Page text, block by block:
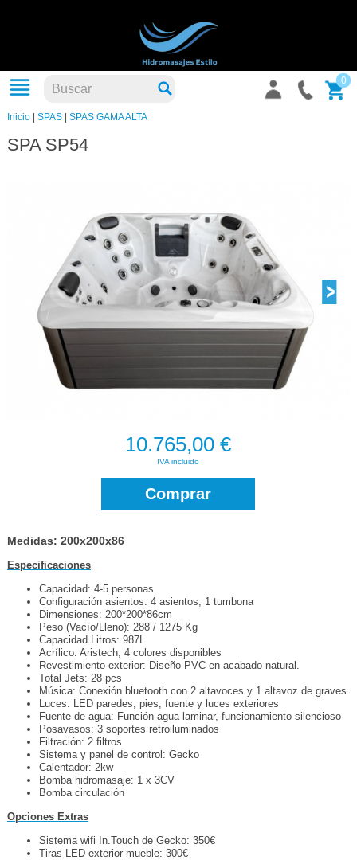
0
Inicio| SPAS| SPAS GAMA ALTA
SPA SP54
10.765,00 €
IVA incluido
Comprar
Medidas: 200x200x86
Especificaciones
Capacidad: 4-5 personas
Configuración asientos: 4 asientos, 1 tumbona
Dimensiones: 200*200*86cm
Peso (Vacío/Lleno): 288 / 1275 Kg
Capacidad Litros: 987L
Acrílico: Aristech, 4 colores disponibles
Revestimiento exterior: Diseño PVC en acabado natural.
Total Jets: 28 pcs
Música: Conexión bluetooth con 2 altavoces y 1 altavoz de graves
Luces: LED paredes, pies, fuente y luces exteriores
Fuente de agua: Función agua laminar, funcionamiento silencioso
Posavasos: 3 soportes retroiluminados
Filtración: 2 filtros
Sistema y panel de control: Gecko
Calentador: 2kw
Bomba hidromasaje: 1 x 3CV
Bomba circulación
Opciones Extras
Sistema wifi In.Touch de Gecko: 350€
Tiras LED exterior mueble: 300€